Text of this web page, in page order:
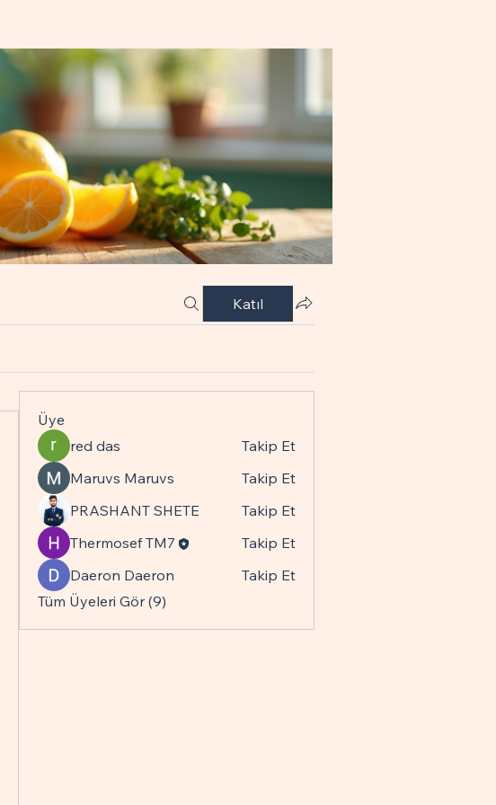
Katıl
Üye
red das
Takip Et
Maruvs Maruvs
Takip Et
PRASHANT SHETE
Takip Et
Thermosef TM7
Takip Et
Daeron Daeron
Takip Et
Tüm Üyeleri Gör (9)